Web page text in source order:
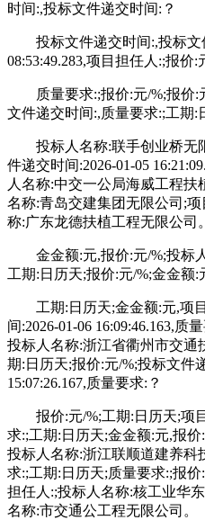
时间:,投标文件递交时间:？
投标文件递交时间:,投标文
08:53:49.283,项目担任人:;报价:
质量要求:;报价:元/%;报价:
文件递交时间:,质量要求:;工期:
投标人名称:联手创业桥无
件递交时间:2026-01-05
人名称:中交一公局海威工程扶
名称:青岛交建集团无限公司;
称:广东龙德扶植工程无限公司。
金金额:元,报价:元/%;投标
工期:日历天;报价:元/%;金金额:
工期:日历天;金金额:元,项
间:2026-01-06 16:09:46.163,质
投标人名称:浙江省衢州市交通
期:日历天;报价:元/%;投标文件
15:07:26.167,质量要求:？
报价:元/%;工期:日历天;项
求:;工期:日历天;金金额:元,报
投标人名称:浙江联顺道建养科
求:;工期:日历天;质量要求:;报
担任人:;投标人名称:核工业华
名称:市交通公工程无限公司。